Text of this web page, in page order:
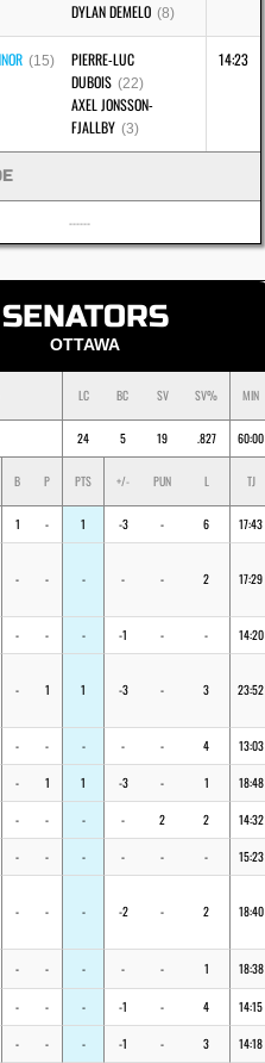
DYLAN DEMELO (8)
(15)
PIERRE-LUC
DUBOIS (22)
AXEL JONSSON-
FJALLBY (3)
14:23
------
SENATORS
OTTAWA
LC BC SV SV% MIN
24 5 19 .827 60:00
B P PTS +/- PUN L TJ
1 - 1 -3 - 6 17:43
- - - - - 2 17:29
- - - -1 - - 14:20
- 1 1 -3 - 3 23:52
- - - - - 4 13:03
- 1 1 -3 - 1 18:48
- - - - 2 2 14:32
- - - - - - 15:23
- - - -2 - 2 18:40
- - - - - 1 18:38
- - - -1 - 4 14:15
- - - -1 - 3 14:18